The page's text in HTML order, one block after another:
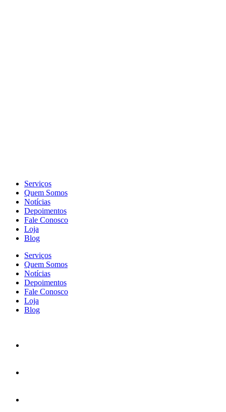
Serviços
Quem Somos
Notícias
Depoimentos
Fale Conosco
Loja
Blog
Serviços
Quem Somos
Notícias
Depoimentos
Fale Conosco
Loja
Blog